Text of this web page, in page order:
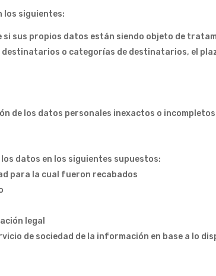
los siguientes:
si sus propios datos están siendo objeto de
o categorías de destinatarios, el
de los datos personales inexactos o
datos en los siguientes supuestos:
para la cual fueron recabados
legal
de sociedad de la información en base a lo